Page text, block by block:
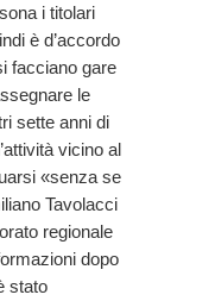
i titolari
è d’accordo
facciano gare
le
sette anni di
vicino al
«senza se
Tavolacci
regionale
dopo
stato